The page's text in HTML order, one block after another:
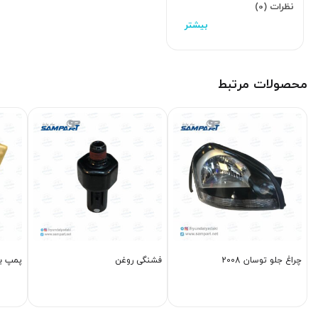
نظرات (0)
محصولات مرتبط
چراغ جلو توسان 2008 فشنگی روغن پمپ